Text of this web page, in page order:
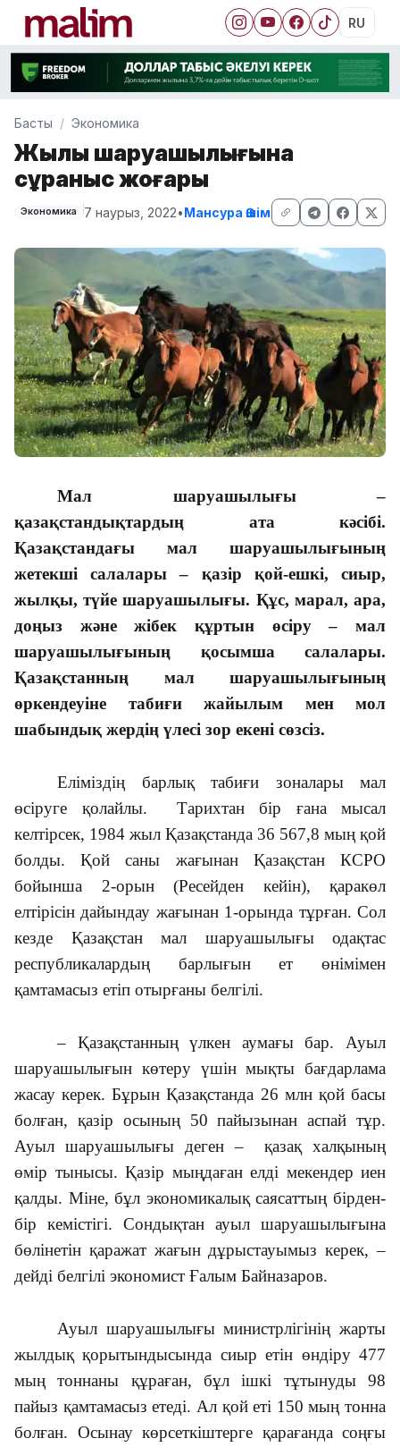
RU
Басты Экономика
Жылқы шаруашылығына
сұраныс жоғары
Экономика 7 наурыз, 2022•Мансура Әшім
Мал шаруашылығы –
қазақстандықтардың ата кәсібі.
Қазақстандағы мал шаруа­шы­лығының
жетекші салалары – қазір қой-ешкі, сиыр,
жылқы, түйе шаруашылығы. Құс, марал, ара,
доңыз және жібек құртын өсіру – мал
шаруашылығының қосымша салалары.
Қазақстанның мал шаруашы­лы­ғының
өркендеуіне табиғи жайылым мен мол
шабындық жердің үлесі зор екені сөзсіз.
Еліміздің барлық табиғи зоналары мал
өсіруге қолайлы. Тарихтан бір ғана мысал
келтірсек, 1984 жыл Қазақстанда 36 567,8 мың қой
болды. Қой саны жағынан Қазақстан КСРО
бойынша 2-орын (Ресейден кейін), қаракөл
елтірісін дайындау жағынан 1-орында тұрған. Сол
кезде Қазақстан мал шаруашылығы одақтас
республикалардың барлығын ет өнімімен
қамтамасыз етіп отырғаны белгілі.
– Қазақстанның үлкен аумағы бар. Ауыл
шаруашылығын көтеру үшін мықты бағдарлама
жасау керек. Бұрын Қазақстанда 26 млн қой басы
болған, қазір осының 50 пайызынан аспай тұр.
Ауыл шаруашылығы деген – қазақ халқының
өмір тынысы. Қазір мыңдаған елді мекендер иен
қалды. Міне, бұл экономикалық саясаттың бірден-
бір кемістігі. Сондықтан ауыл шаруашылығына
бөлінетін қаражат жағын дұрыстауымыз керек, –
дейді белгілі экономист Ғалым Байназаров.
Ауыл шаруашылығы министр­лігінің жарты
жылдық қоры­тын­дысында сиыр етін өндіру 477
мың тоннаны құраған, бұл ішкі тұтынуды 98
пайыз қамтамасыз етеді. Ал қой еті 150 мың тонна
болған. Осы­нау көрсет­кіштерге қарағанда соңғы